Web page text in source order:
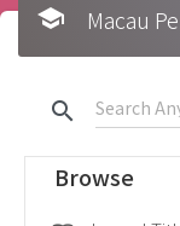
school Macau
search
Browse